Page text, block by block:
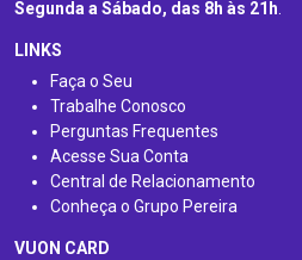
Segunda a Sábado, das 8h às 21h.
LINKS
Faça o Seu
Trabalhe Conosco
Perguntas Frequentes
Acesse Sua Conta
Central de Relacionamento
Conheça o Grupo Pereira
VUON CARD